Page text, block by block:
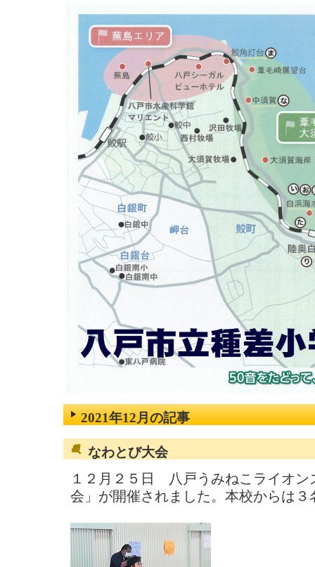
2021年12月の記事
なわとび大会
１２月２５日 八戸うみねこライオン
会」が開催されました。本校からは